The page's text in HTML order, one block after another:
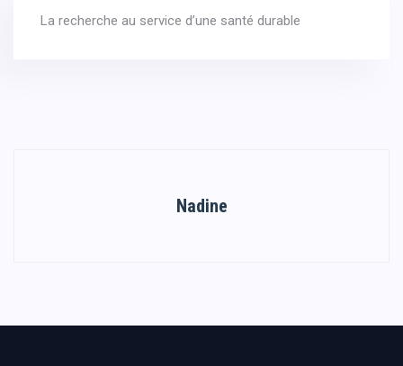
La recherche au service d’une santé durable
Nadine